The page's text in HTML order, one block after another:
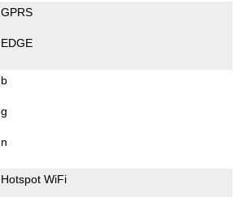
GPRS
EDGE
b
g
n
Hotspot WiFi